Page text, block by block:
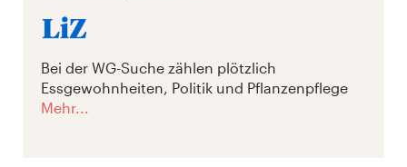
Bei der WG-Suche zählen plötzlich
Essgewohnheiten, Politik und Pflanzenpflege
Mehr...